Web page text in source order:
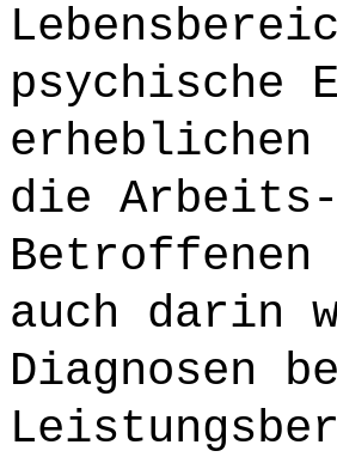
psychische
erheblichen
die
auch darin
Diagnosen